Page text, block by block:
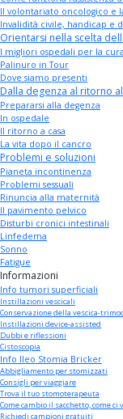
Il volontariato oncologico e
Invalidità civile, handicap e
Orientarsi nella scelta
I migliori ospedali per la
Palinuro in Tour
Dove siamo presenti
Dalla degenza al ritorno
Prepararsi alla degenza
In ospedale
Il ritorno a casa
La vita dopo il cancro
Problemi e soluzioni
Pianeta incontinenza
Problemi sessuali
Rinuncia alla maternità
Il pavimento pelvico
Disturbi cronici intestinali
Linfedema
Sonno
Fatigue
Informazioni
Info tumori superficiali
Instillazioni vescicali
Conservazione della vescica-
Instillazioni device-assisted
Dubbi e riflessioni
Cistoscopia
Info Ileo Stomia Bricker
Abbigliamento per stomizzati
Consigli per viaggiare
Trova il tuo stomoterapeuta
Come cambio il sacchetto, come ci
Richiedi campioni gratuiti